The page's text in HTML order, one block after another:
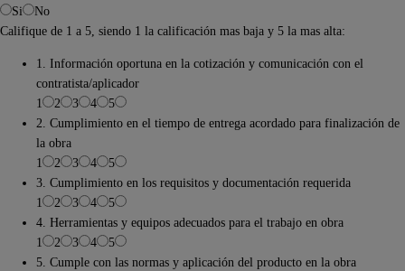
Si
No
Califique de 1 a 5, siendo 1 la calificación mas baja y 5 la mas alta:
1. Información oportuna en la cotización y comunicación con el
contratista/aplicador
1
2 3 4
5
2. Cumplimiento en el tiempo de entrega acordado para finalización de
la obra
1
2 3 4
5
3. Cumplimiento en los requisitos y documentación requerida
1
2 3 4
5
4. Herramientas y equipos adecuados para el trabajo en obra
1
2 3 4
5
5. Cumple con las normas y aplicación del producto en la obra